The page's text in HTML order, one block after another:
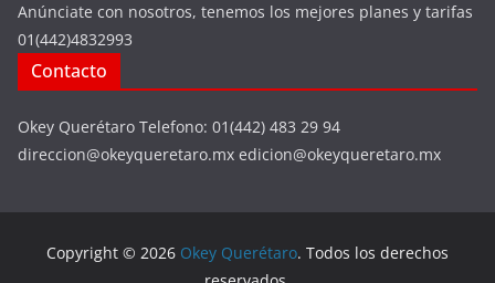
Anúnciate con nosotros, tenemos los mejores planes y tarifas
01(442)4832993
Contacto
Okey Querétaro Telefono: 01(442) 483 29 94
direccion@okeyqueretaro.mx edicion@okeyqueretaro.mx
Copyright © 2026 Okey Querétaro. Todos los derechos